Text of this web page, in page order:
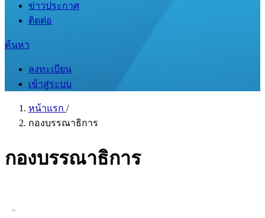
ข่าวประกาศ
ติดต่อ
ค้นหา
ลงทะเบียน
เข้าสู่ระบบ
หน้าแรก /
กองบรรณาธิการ
กองบรรณาธิการ